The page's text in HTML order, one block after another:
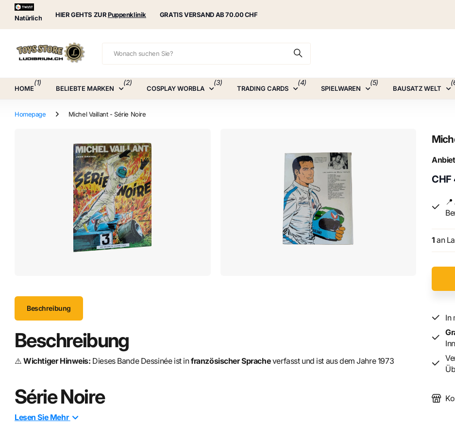
Natürlich HIER GEHTS ZURPuppenklinik
Puppenklinik GRATIS VERSAND AB 70.00 CHF
HOME
(1)
BELIEBTE MARKEN
(2)
COSPLAY WORBLA
(3)
TRADING CARDS
(4)
SPIELWAREN
(5)
BAUSATZ WELT
Homepage Michel Vaillant - Série Noire
Beschreibung
Beschreibung
⚠️Wichtiger Hinweis: Dieses Bande Dessinée ist infranzösischer Spracheverfasst und ist aus dem Jahre 1973
Série Noire
Avec« Série Noire »
Lesen Sie Mehr
CHF
1 an
In